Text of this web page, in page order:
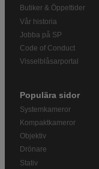
Butiker & Öppettider
Vår historia
Jobba på SP
Code of Conduct
Visselblåsarportal
Populära sidor
Systemkameror
Kompaktkameror
Objektiv
Drönare
Stativ